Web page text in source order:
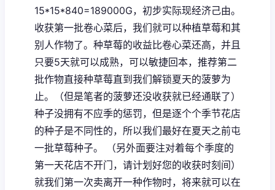
15*15*840=189000G，初步实际现经济己由。
收获第一批卷心菜后，我们就可以种植草莓和其
别人作物了。种草莓的收益比卷心菜还高，并且
只要5天就可以成熟，可以敏捷回本，推荐第二
批作物直接种草莓直到我们解锁夏天的菠萝为
止。（但是笔者的菠萝还没收获就已经通联了）
种子没拥有不应季的惩罚，但是逐个个季节花店
的种子是不同性的，所以我们最好在夏天之前屯
一批草莓种子。 （另外面要注对着每个季度的
第一天花店不开门，请计划好您的收获时刻间）
就我们第一次卖离开一种作物时，将来就可以在